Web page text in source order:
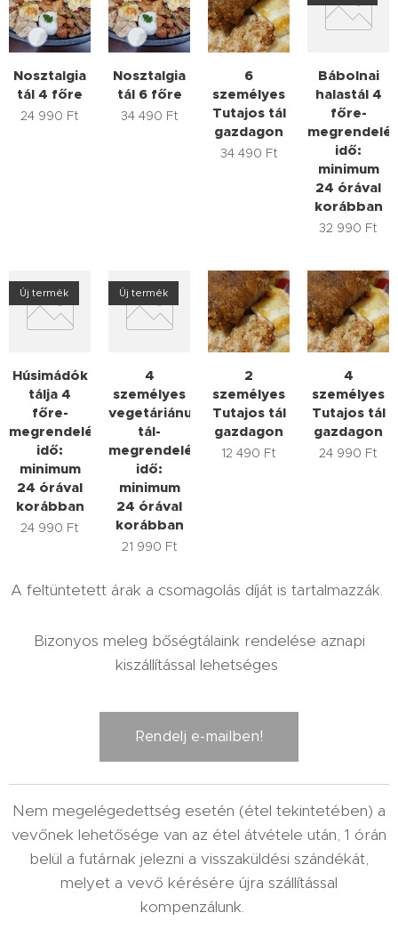
Nosztalgia
tál 4 főre
24 990 Ft
Nosztalgia
tál 6 főre
34 490 Ft
6
személyes
Tutajos tál
gazdagon
34 490 Ft
Bábolnai
halastál 4
főre-
idő:
minimum
24 órával
korábban
32 990 Ft
Húsimádók
tálja 4
főre-
megrendelési
idő:
minimum
24 órával
korábban
Új termék
24 990 Ft
4
személyes
vegetáriánus
tál-
megrendelési
idő:
minimum
24 órával
korábban
Új termék
21 990 Ft
2
személyes
Tutajos tál
gazdagon
12 490 Ft
4
személyes
Tutajos tál
gazdagon
24 990 Ft
A feltüntetett árak a csomagolás díját is tartalmazzák.
Bizonyos meleg bőségtálaink rendelése aznapi
kiszállítással lehetséges
Rendelj e-mailben!
Nem megelégedettség esetén (étel tekintetében) a
vevőnek lehetősége van az étel átvétele után, 1 órán
belül a futárnak jelezni a visszaküldési szándékát,
melyet a vevő kérésére újra szállítással
kompenzálunk.